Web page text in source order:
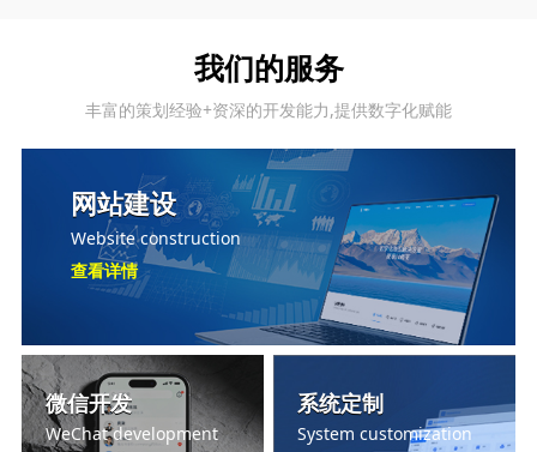
我们的服务
丰富的策划经验+资深的开发能力,提供数字化赋能
网站建设
Website construction
查看详情
微信开发
WeChat development
系统定制
System customization